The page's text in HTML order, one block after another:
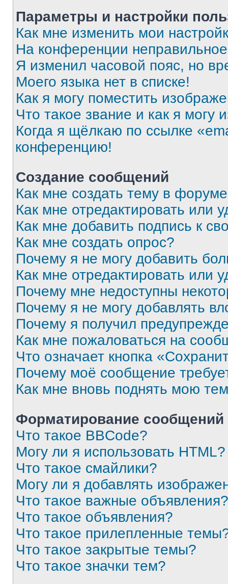
Параметры и настройки
Как мне изменить мои
На конференции
Я изменил часовой пояс, но
Моего языка нет в списке!
Как я могу поместить
Что такое звание и как я могу
Когда я щёлкаю по ссылке
конференцию!
Создание сообщений
Как мне создать тему в
Как мне отредактировать или
Как мне добавить подпись к
Как мне создать опрос?
Почему я не могу добавить
Как мне отредактировать или
Почему мне недоступны
Почему я не могу добавлять
Почему я получил
Как мне пожаловаться на
Что означает кнопка
Почему моё сообщение
Как мне вновь поднять мою
Форматирование
Что такое BBCode?
Могу ли я использовать HTML?
Что такое смайлики?
Могу ли я добавлять
Что такое важные объявления?
Что такое объявления?
Что такое прилепленные
Что такое закрытые темы?
Что такое значки тем?